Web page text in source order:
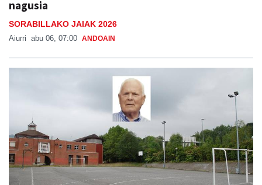
nagusia
SORABILLAKO JAIAK 2026
Aiurri abu 06, 07:00 ANDOAIN